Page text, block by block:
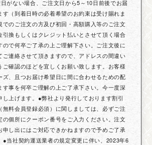
がない場合、ご注文日から5～10日前後でお届
す（到着日時の必着希望のお約束は受け賜れま
でのご注文の方及び初回・高額購入等のご注文
引換もしくはクレジット払いとさせて頂く場合
ので何卒ご了承の上ご理解下さい。ご注文後に
ご連絡させて頂きますので、アドレスの間違い
ご確認のほどを宜しくお願い致します。お客様
ズ、且つお届け希望日に間に合わせるための配
す事を何卒ご理解の上ご了承下さい。今一度深
し上げます。●弊社より発行しております割引
無料会員登録必須）に関しましては、必ずご注
の個所にクーポン番号をご入力ください。注文
申し出にはご対応できかねますので予めご了承
●当社契約運送業者の規定変更に伴い、2023年6